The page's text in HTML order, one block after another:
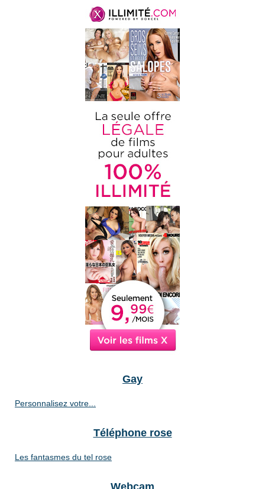
Gay
Personnalisez votre...
Téléphone rose
Les fantasmes du tel rose
Webcam